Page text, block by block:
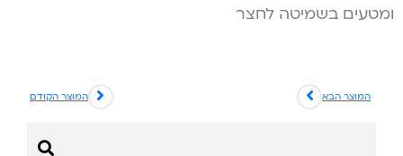
ומטעים בשמיטה לחצר
המוצר הקודם המוצר הבא